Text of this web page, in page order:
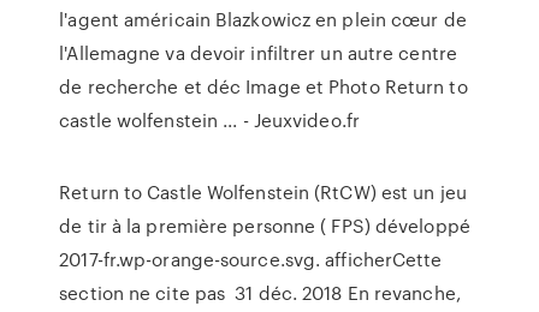
l'agent américain Blazkowicz en plein cœur de
l'Allemagne va devoir infiltrer un autre centre
de recherche et déc Image et Photo Return to
castle wolfenstein ... - Jeuxvideo.fr
Return to Castle Wolfenstein (RtCW) est un jeu
de tir à la première personne ( FPS) développé
2017-fr.wp-orange-source.svg. afficherCette
section ne cite pas 31 déc. 2018 En revanche,